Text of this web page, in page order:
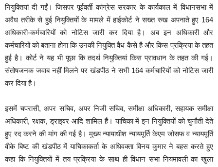
नियुक्तियां दी गईं। जिसपर पूर्ववर्ती कांग्रेस सरकार के कार्यकाल में विधानसभा में
अवैध तरीके से हुई नियुक्तियों के मामले में हाईकोर्ट ने सख्त रुख अपनाते हुए 164
अधिकारी-कर्मचारियों को नोटिस जारी कर दिया है। अब इन अधिकारी और
कर्मचारियों को बताना होगा कि उनकी नियुक्ति वैध कैसे है और किस प्रक्रिया के तहत
हुई है। कोर्ट ने यह भी पूछा कि तदर्थ नियुक्तियां किस प्रावधान के तहत की गई।
संतोषजनक जवाब नहीं मिलने पर खंडपीठ ने सभी 164 कर्मचारियों को नोटिस जारी
कर दिया है।
इसमें चपरासी, अपर सचिव, अपर निजी सचिव, समीक्षा अधिकारी, सहायक समीक्षा
अधिकारी, रक्षक, ड्राइवर आदि शामिल हैं। याचिका में इन नियुक्तियों को चुनौती देते
हुए रद करने की मांग की गई है। मुख्य न्यायाधीश न्यायमूर्ति केएम जोसफ व न्यायमूर्ति
वीके बिष्ट की खंडपीठ में याचिकाकर्ता के अधिवक्ता विनय कुमार ने बहस करते हुए
कहा कि नियुक्तियों में तय प्रक्रिया के साथ ही विधान सभा नियमावली का खुला